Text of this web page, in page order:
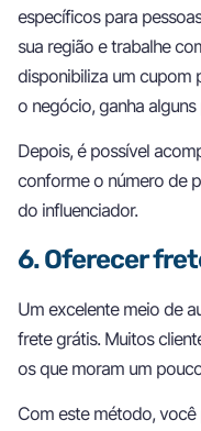
específicos para
sua região e trabalhe
disponibiliza um cupom
o negócio, ganha
Depois, é possível
conforme o número de
do influenciador.
6. Oferecer
Um excelente meio de
frete grátis. Muitos
os que moram um
Com este método,